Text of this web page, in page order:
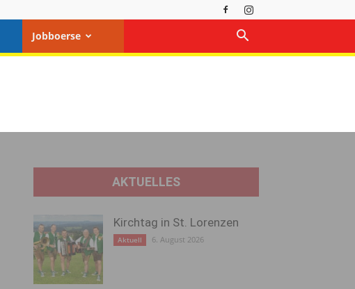
Jobboerse
AKTUELLES
Kirchtag in St. Lorenzen
Aktuell 6. August 2026